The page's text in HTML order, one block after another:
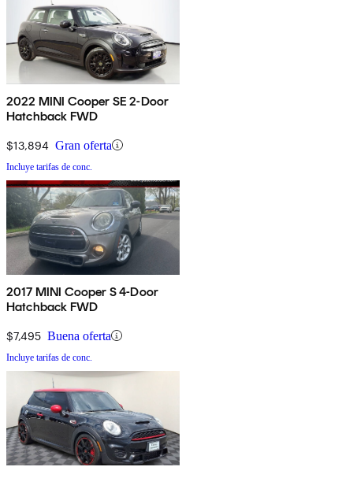
2022 MINI Cooper SE 2-Door
Hatchback FWD
$13,894 Gran oferta
Incluye tarifas de conc.
2017 MINI Cooper S 4-Door
Hatchback FWD
$7,495 Buena oferta
Incluye tarifas de conc.